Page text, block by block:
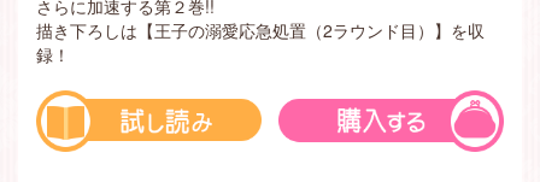
さらに加速する第２巻!!
描き下ろしは【王子の溺愛応急処置（2ラウンド目）】を収
録！